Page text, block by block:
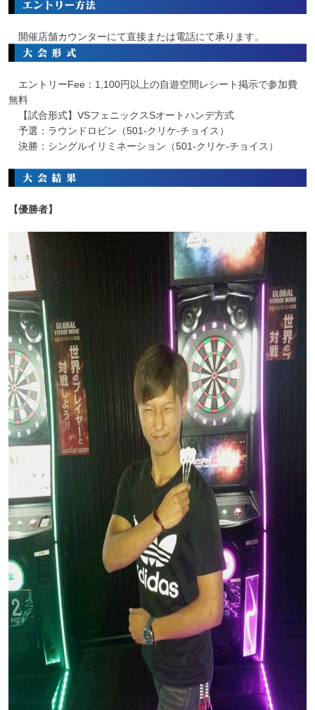
開催店舗カウンターにて直接または電話にて承ります。
エントリーFee：1,100円以上の自遊空間レシート掲示で参加費
無料
【試合形式】VSフェニックスSオートハンデ方式
予選：ラウンドロビン（501-クリケ-チョイス）
決勝：シングルイリミネーション（501-クリケ-チョイス）
【優勝者】